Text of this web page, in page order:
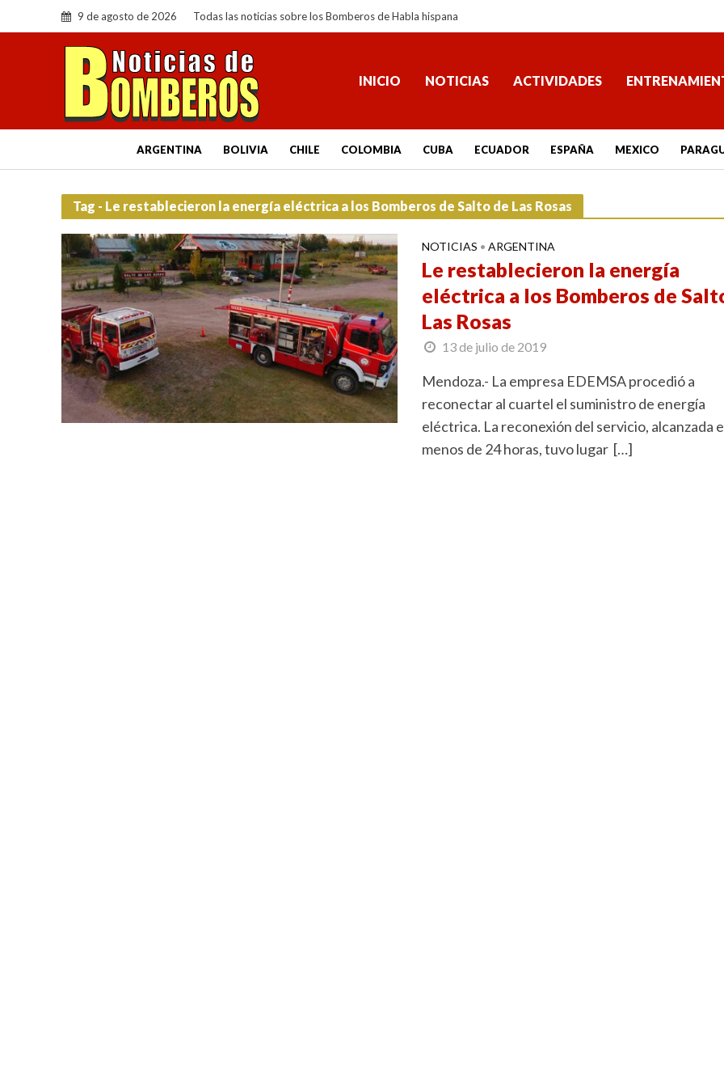
9 de agosto de 2026 Todas las noticias sobre los Bomberos de Habla hispana
INICIO NOTICIAS ACTIVIDADES
ARGENTINA BOLIVIA CHILE COLOMBIA CUBA ECUADOR ESPAÑA MEXICO
Tag - Le restablecieron la energía eléctrica a los Bomberos de Salto de Las Rosas
NOTICIAS • ARGENTINA
Le restablecieron la energía
eléctrica a los Bomberos de
Las Rosas
13 de julio de 2019
Mendoza.- La empresa EDEMSA procedió a
reconectar al cuartel el suministro de energía
eléctrica. La reconexión del servicio, alcanzada
menos de 24 horas, tuvo lugar […]